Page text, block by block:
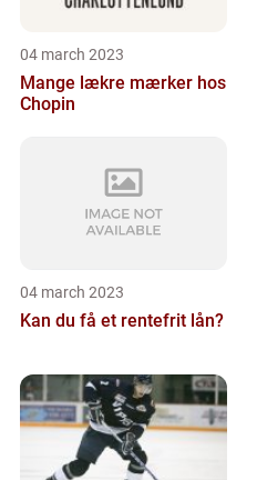
04 march 2023
Mange lækre mærker hos
Chopin
04 march 2023
Kan du få et rentefrit lån?